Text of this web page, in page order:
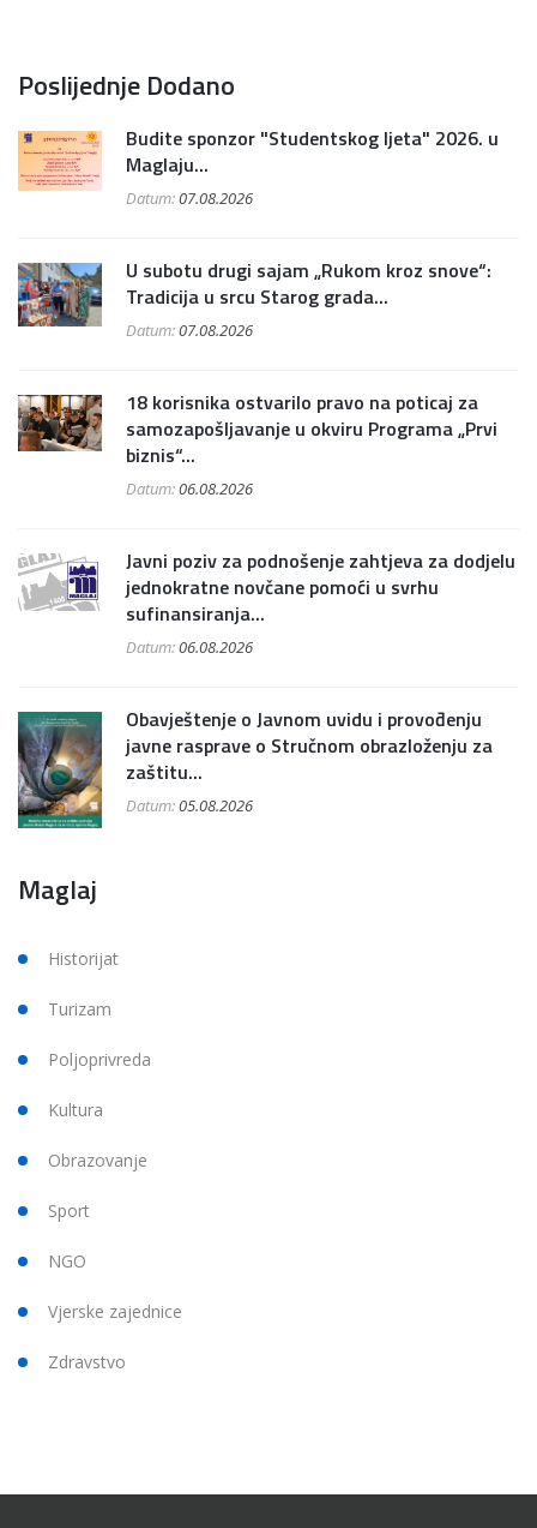
Poslijednje Dodano
Budite sponzor "Studentskog ljeta" 2026. u
Maglaju...
Datum:07.08.2026
U subotu drugi sajam „Rukom kroz snove“:
Tradicija u srcu Starog grada...
Datum:07.08.2026
18 korisnika ostvarilo pravo na poticaj za
samozapošljavanje u okviru Programa „Prvi
biznis“...
Datum:06.08.2026
Javni poziv za podnošenje zahtjeva za dodjelu
jednokratne novčane pomoći u svrhu
sufinansiranja...
Datum:06.08.2026
Obavještenje o Javnom uvidu i provođenju
javne rasprave o Stručnom obrazloženju za
zaštitu...
Datum:05.08.2026
Maglaj
Historijat
Turizam
Poljoprivreda
Kultura
Obrazovanje
Sport
NGO
Vjerske zajednice
Zdravstvo